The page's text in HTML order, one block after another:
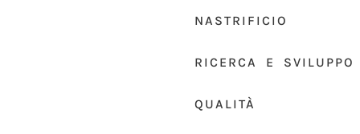
NASTRIFICIO
RICERCA E SVILUPPO
QUALITÀ